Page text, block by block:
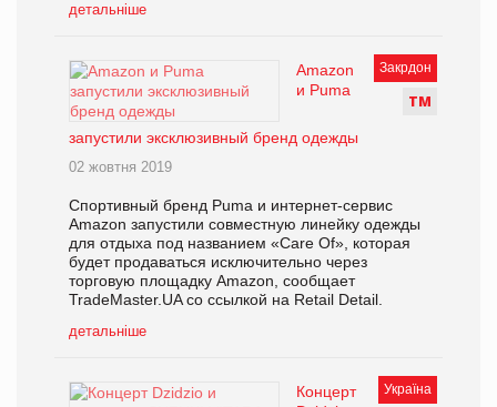
детальніше
Закрдон
ТМ
Amazon
и Puma
запустили эксклюзивный бренд одежды
02 жовтня 2019
Спортивный бренд Puma и интернет-сервис
Amazon запустили совместную линейку одежды
для отдыха под названием «Care Of», которая
будет продаваться исключительно через
торговую площадку Amazon, сообщает
TradeMaster.UA со ссылкой на Retail Detail.
детальніше
Україна
Концерт